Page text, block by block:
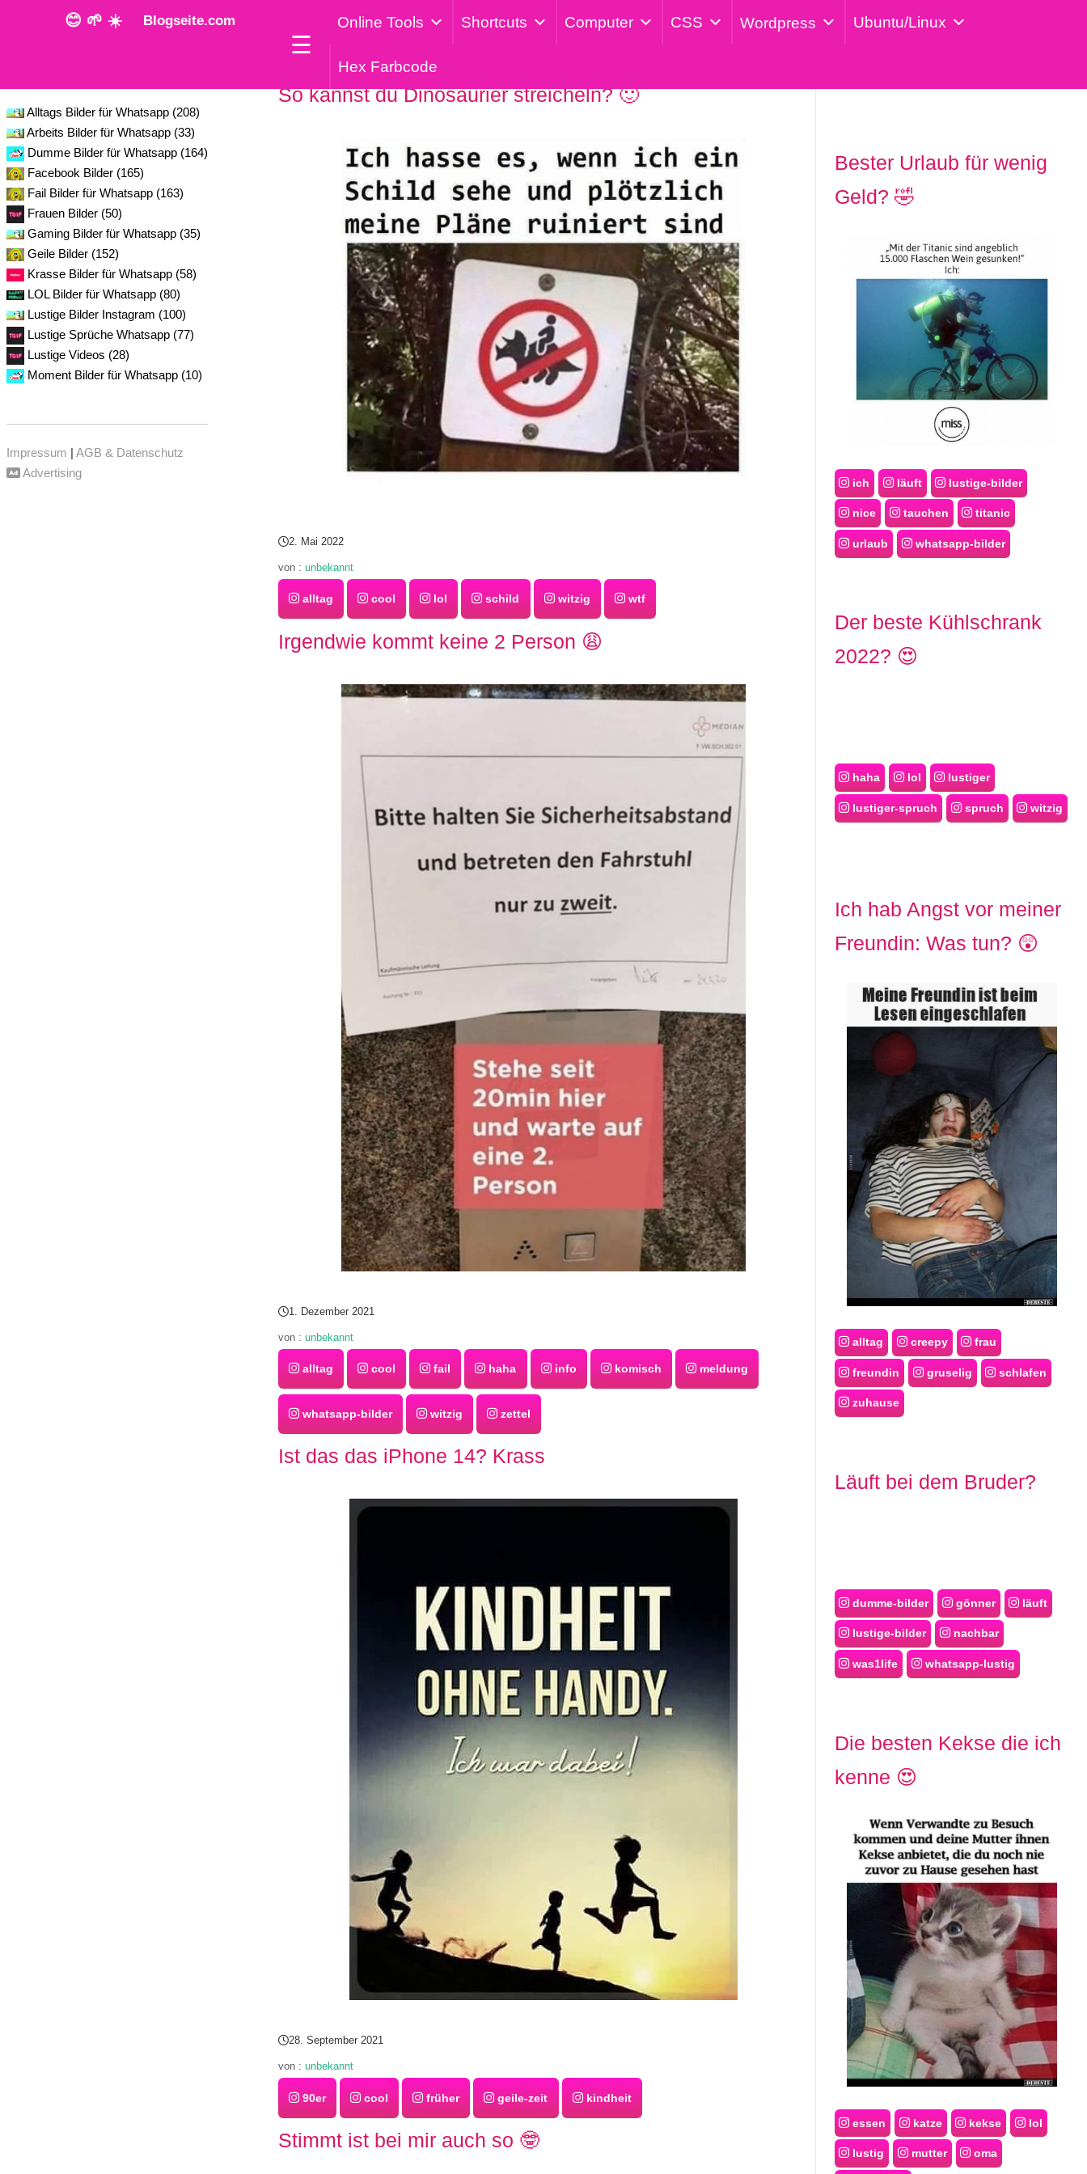
😊 🌱 ☀️ Blogseite.com
☰
Online Tools Shortcuts Computer CSS Wordpress Ubuntu/Linux
Hex Farbcode
Alltags Bilder für Whatsapp (208)
Arbeits Bilder für Whatsapp (33)
Dumme Bilder für Whatsapp (164)
Facebook Bilder (165)
Fail Bilder für Whatsapp (163)
Frauen Bilder (50)
Gaming Bilder für Whatsapp (35)
Geile Bilder (152)
Krasse Bilder für Whatsapp (58)
LOL Bilder für Whatsapp (80)
Lustige Bilder Instagram (100)
Lustige Sprüche Whatsapp (77)
Lustige Videos (28)
Moment Bilder für Whatsapp (10)
Impressum | AGB & Datenschutz
Advertising
So kannst du Dinosaurier streicheln? 🙂
2. Mai 2022
von : unbekannt
alltag cool lol schild witzig wtf
Irgendwie kommt keine 2 Person 😩
1. Dezember 2021
von : unbekannt
alltag cool fail haha info komisch meldung
whatsapp-bilder witzig zettel
Ist das das iPhone 14? Krass
28. September 2021
von : unbekannt
90er cool früher geile-zeit kindheit
Stimmt ist bei mir auch so 🤓
Bester Urlaub für wenig
Geld? 🤣
ich läuft lustige-bilder
nice tauchen titanic
urlaub whatsapp-bilder
Der beste Kühlschrank
2022? 😍
haha lol lustiger
lustiger-spruch spruch witzig
Ich hab Angst vor meiner
Freundin: Was tun? 😲
alltag creepy frau
freundin gruselig schlafen
zuhause
Läuft bei dem Bruder?
dumme-bilder gönner läuft
lustige-bilder nachbar
was1life whatsapp-lustig
Die besten Kekse die ich
kenne 😍
essen katze kekse lol
lustig mutter oma